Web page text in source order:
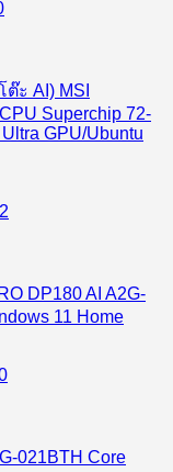
ะ AI) MSI
Superchip 72-
GPU/Ubuntu
DP180 AI A2G-
11 Home
021BTH Core